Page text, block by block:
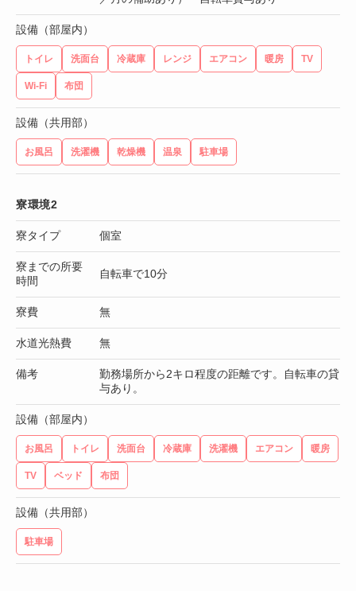
設備（部屋内）
トイレ 洗面台 冷蔵庫 レンジ エアコン 暖房 TV
Wi-Fi 布団
設備（共用部）
お風呂 洗濯機 乾燥機 温泉 駐車場
寮環境2
寮タイプ 個室
寮までの所要
時間
自転車で10分
寮費 無
水道光熱費 無
備考
勤務場所から2キロ程度の距離です。自転車の貸
与あり。
設備（部屋内）
お風呂 トイレ 洗面台 冷蔵庫 洗濯機 エアコン 暖房
TV ベッド 布団
設備（共用部）
駐車場